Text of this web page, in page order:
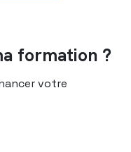
formation ?
votre